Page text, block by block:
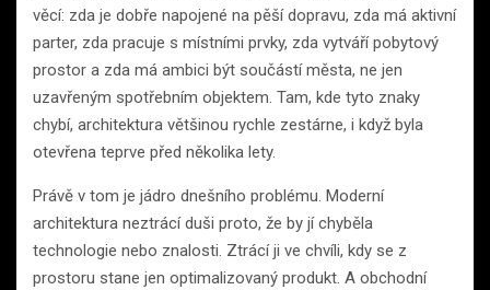
věcí: zda je dobře napojené na pěší dopravu, zda má aktivní
parter, zda pracuje s místními prvky, zda vytváří pobytový
prostor a zda má ambici být součástí města, ne jen
uzavřeným spotřebním objektem. Tam, kde tyto znaky
chybí, architektura většinou rychle zestárne, i když byla
otevřena teprve před několika lety.
Právě v tom je jádro dnešního problému. Moderní
architektura neztrácí duši proto, že by jí chyběla
technologie nebo znalosti. Ztrácí ji ve chvíli, kdy se z
prostoru stane jen optimalizovaný produkt. A obchodní